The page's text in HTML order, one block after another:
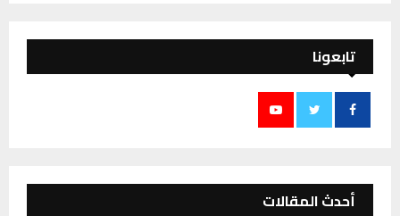
تابعونا
أحدث المقالات